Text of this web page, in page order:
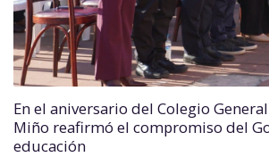
En el aniversario del Colegio
Miño reafirmó el compromiso del
educación